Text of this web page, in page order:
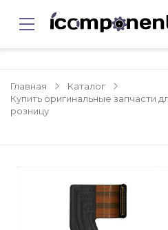
Главная
Каталог
Купить оригинальные запчасти
розницу